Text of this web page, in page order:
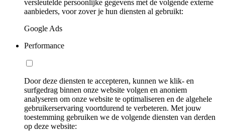
versleutelde persoonlijke gegevens met de volgende externe
aanbieders, voor zover je hun diensten al gebruikt:
Google Ads
Performance
Door deze diensten te accepteren, kunnen we klik- en
surfgedrag binnen onze website volgen en anoniem
analyseren om onze website te optimaliseren en de algehele
gebruikerservaring voortdurend te verbeteren. Met jouw
toestemming gebruiken we de volgende diensten van derden
op deze website: